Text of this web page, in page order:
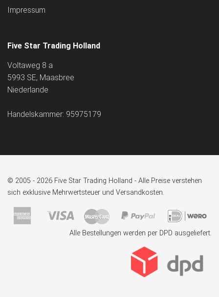
Impressum
Five Star Trading Holland
Voltaweg 8 a
5993 SE, Maasbree
Niederlande
Handelskammer: 95975179
© 2005 - 2026 Five Star Trading Holland - Alle Preise verstehen
sich exklusive Mehrwertsteuer und Versandkosten.
Alle Bestellungen werden per DPD ausgeliefert.